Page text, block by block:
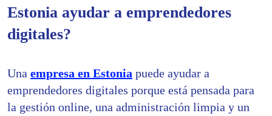
Estonia ayudar a emprendedores
digitales?
Una empresa en Estonia puede ayudar a
emprendedores digitales porque está pensada para
la gestión online, una administración limpia y un